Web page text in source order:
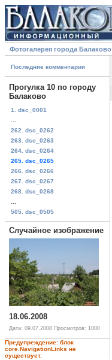
Фотогалерея города Балаково
Последние комментарии
Прогулка 10 по городу
Балаково
1. dsc_0001
262. dsc_0262
263. dsc_0263
264. dsc_0264
265. dsc_0265
266. dsc_0266
267. dsc_0267
268. dsc_0268
505. dsc_0505
Случайное изображение
18.06.2008
Дата: 09.07.2008 Просмотров: 1000
Предупреждение: блок
core.NavigationLinks не
существует.